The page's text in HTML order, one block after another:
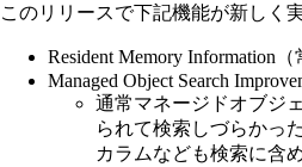
このリリースで下記機能が新しく
Resident Memory Information
Managed Object Search
通常マネージドオブジ
られて検索しづらかっ
カラムなども検索に含